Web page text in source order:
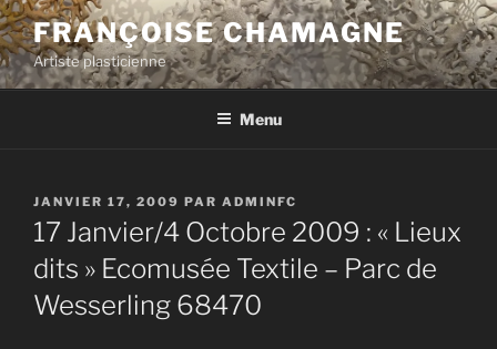
Aller
au
contenu
principal
FRANÇOISE CHAMAGNE
Artiste plasticienne
Menu
PUBLIÉ
LE
JANVIER 17, 2009 PAR ADMINFC
17 Janvier/4 Octobre 2009 : « Lieux
dits » Ecomusée Textile – Parc de
Wesserling 68470